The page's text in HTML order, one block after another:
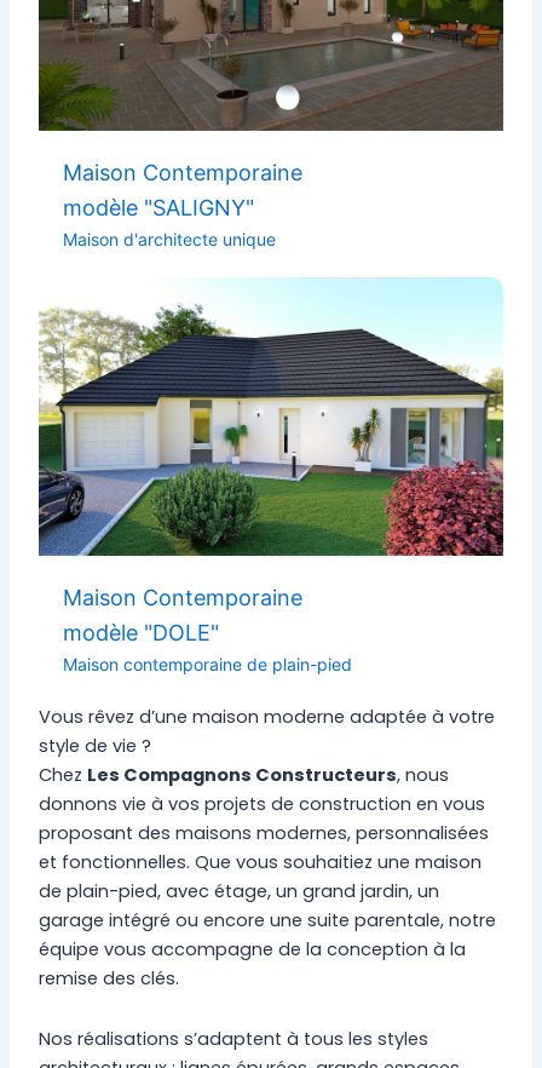
Maison Contemporaine
modèle "SALIGNY"
Maison d'architecte unique
Maison Contemporaine
modèle "DOLE"
Maison contemporaine de plain-pied
Vous rêvez d’une maison moderne adaptée à votre
style de vie ?
Chez Les Compagnons Constructeurs, nous
donnons vie à vos projets de construction en vous
proposant des maisons modernes, personnalisées
et fonctionnelles. Que vous souhaitiez une maison
de plain-pied, avec étage, un grand jardin, un
garage intégré ou encore une suite parentale, notre
équipe vous accompagne de la conception à la
remise des clés.
Nos réalisations s’adaptent à tous les styles